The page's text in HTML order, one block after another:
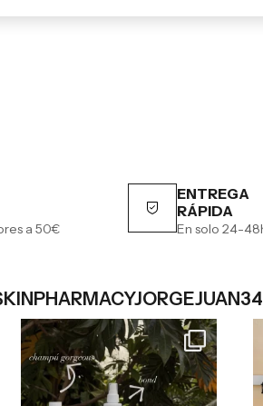
a 50€
ENTREGA
RÁPIDA
En solo 24-